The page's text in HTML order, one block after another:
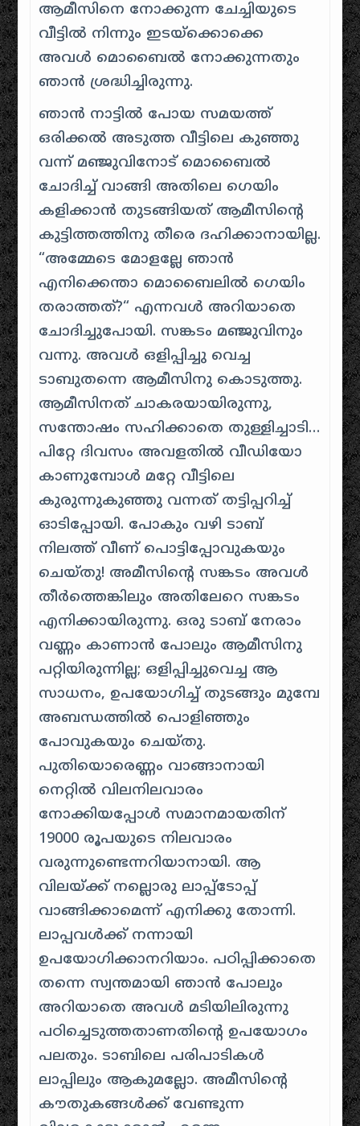
ആമീസിനെ നോക്കുന്ന ചേച്ചിയുടെ
വീട്ടിൽ നിന്നും ഇടയ്ക്കൊക്കെ
അവൾ മൊബൈൽ നോക്കുന്നതും
ഞാൻ ശ്രദ്ധിച്ചിരുന്നു.
ഞാൻ നാട്ടിൽ പോയ സമയത്ത്
ഒരിക്കൽ അടുത്ത വീട്ടിലെ കുഞ്ഞു
വന്ന് മഞ്ജുവിനോട് മൊബൈൽ
ചോദിച്ച് വാങ്ങി അതിലെ ഗെയിം
കളിക്കാൻ തുടങ്ങിയത് ആമീസിന്റെ
കുട്ടിത്തത്തിനു തീരെ ദഹിക്കാനായില്ല.
“അമ്മേടെ മോളല്ലേ ഞാൻ
എനിക്കെന്താ മൊബൈലിൽ ഗെയിം
തരാത്തത്?“ എന്നവൾ അറിയാതെ
ചോദിച്ചുപോയി. സങ്കടം മഞ്ജുവിനും
വന്നു. അവൾ ഒളിപ്പിച്ചു വെച്ച
ടാബുതന്നെ ആമീസിനു കൊടുത്തു.
ആമീസിനത് ചാകരയായിരുന്നു,
സന്തോഷം സഹിക്കാതെ തുള്ളിച്ചാടി…
പിറ്റേ ദിവസം അവളതിൽ വീഡിയോ
കാണുമ്പോൾ മറ്റേ വീട്ടിലെ
കുരുന്നുകുഞ്ഞു വന്നത് തട്ടിപ്പറിച്ച്
ഓടിപ്പോയി. പോകും വഴി ടാബ്
നിലത്ത് വീണ് പൊട്ടിപ്പോവുകയും
ചെയ്തു! അമീസിന്റെ സങ്കടം അവൾ
തീർത്തെങ്കിലും അതിലേറെ സങ്കടം
എനിക്കായിരുന്നു. ഒരു ടാബ് നേരാം
വണ്ണം കാണാൻ പോലും ആമീസിനു
പറ്റിയിരുന്നില്ല; ഒളിപ്പിച്ചുവെച്ച ആ
സാധനം, ഉപയോഗിച്ച് തുടങ്ങും മുമ്പേ
അബന്ധത്തിൽ പൊളിഞ്ഞും
പോവുകയും ചെയ്തു.
പുതിയൊരെണ്ണം വാങ്ങാനായി
നെറ്റിൽ വിലനിലവാരം
നോക്കിയപ്പോൾ സമാനമായതിന്
19000 രൂപയുടെ നിലവാരം
വരുന്നുണ്ടെന്നറിയാനായി. ആ
വിലയ്ക്ക് നല്ലൊരു ലാപ്പ്ടോപ്പ്
വാങ്ങിക്കാമെന്ന് എനിക്കു തോന്നി.
ലാപ്പവൾക്ക് നന്നായി
ഉപയോഗിക്കാനറിയാം. പഠിപ്പിക്കാതെ
തന്നെ സ്വന്തമായി ഞാൻ പോലും
അറിയാതെ അവൾ മടിയിലിരുന്നു
പഠിച്ചെടുത്തതാണതിന്റെ ഉപയോഗം
പലതും. ടാബിലെ പരിപാടികൾ
ലാപ്പിലും ആകുമല്ലോ. അമീസിന്റെ
കൗതുകങ്ങൾക്ക് വേണ്ടുന്ന